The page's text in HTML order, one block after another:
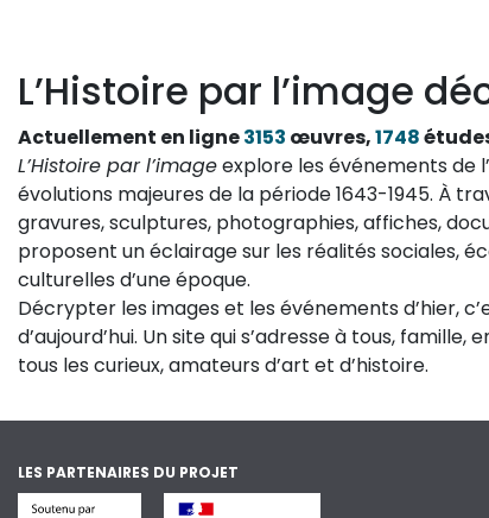
L’Histoire par l’image
Actuellement en ligne3153 œuvres,1748
L’Histoire par l’imageexplore les événements de
évolutions majeures de la période 1643-1945. À
gravures, sculptures, photographies, affiches,
proposent un éclairage sur les réalités sociales,
culturelles d’une époque.
Décrypter les images et les événements d’hier,
d’aujourd’hui. Un site qui s’adresse à tous, famille,
tous les curieux, amateurs d’art et d’histoire.
LES PARTENAIRES DU PROJET